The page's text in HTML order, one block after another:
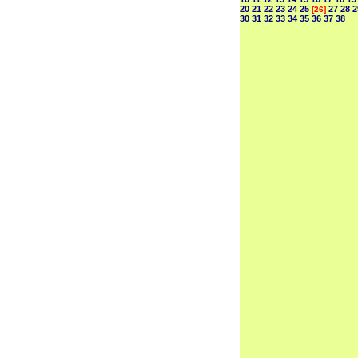
20 21 22 23 24 25 [26] 27 28
30 31 32 33 34 35 36 37 38